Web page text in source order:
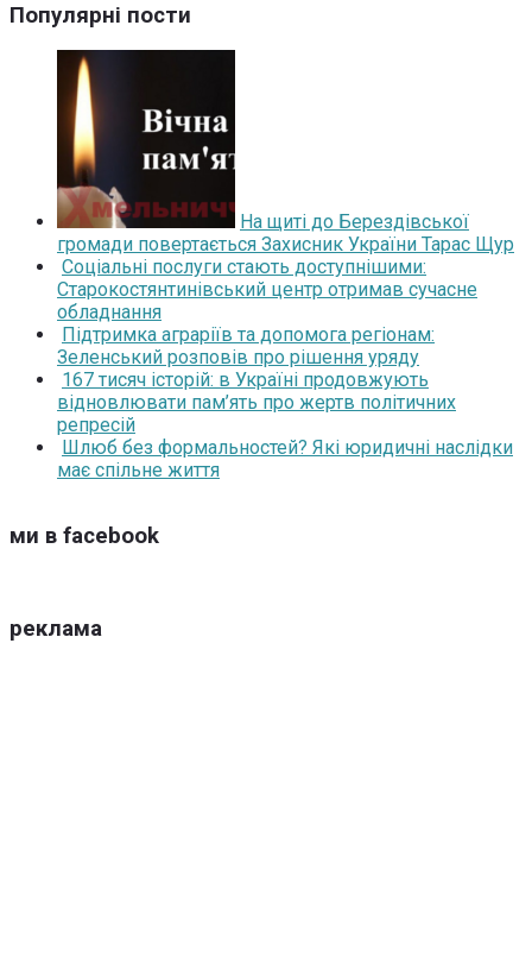
Популярні пости
На щиті до Берездівської
громади повертається Захисник України Тарас Щур
Соціальні послуги стають доступнішими:
Старокостянтинівський центр отримав сучасне
обладнання
Підтримка аграріїв та допомога регіонам:
Зеленський розповів про рішення уряду
167 тисяч історій: в Україні продовжують
відновлювати пам’ять про жертв політичних
репресій
Шлюб без формальностей? Які юридичні наслідки
має спільне життя
ми в facebook
реклама